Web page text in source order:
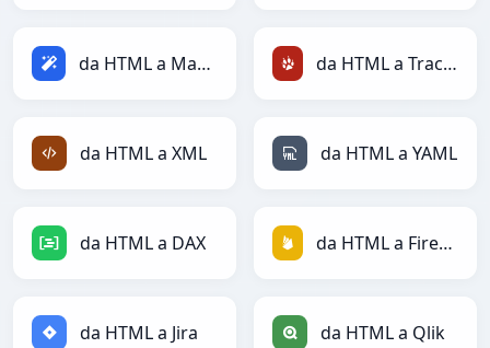
da HTML a Magic da HTML a TracWiki
da HTML a XML da HTML a YAML
da HTML a DAX da HTML a Firebase
da HTML a Jira da HTML a Qlik